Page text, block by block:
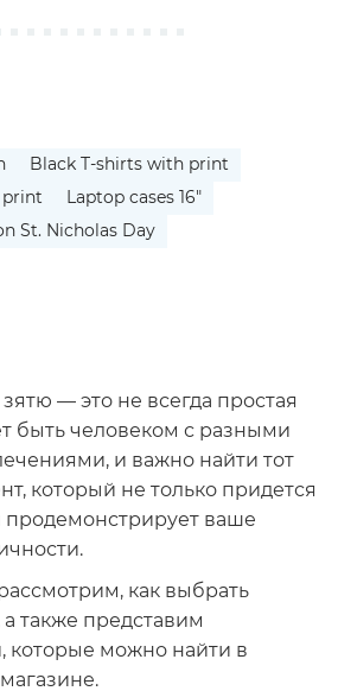
Black T-shirts with print
print
Laptop cases 16"
St. Nicholas Day
— это не всегда простая
быть человеком с разными
и важно найти тот
который не только придется
продемонстрирует ваше
как выбрать
а также представим
которые можно найти в